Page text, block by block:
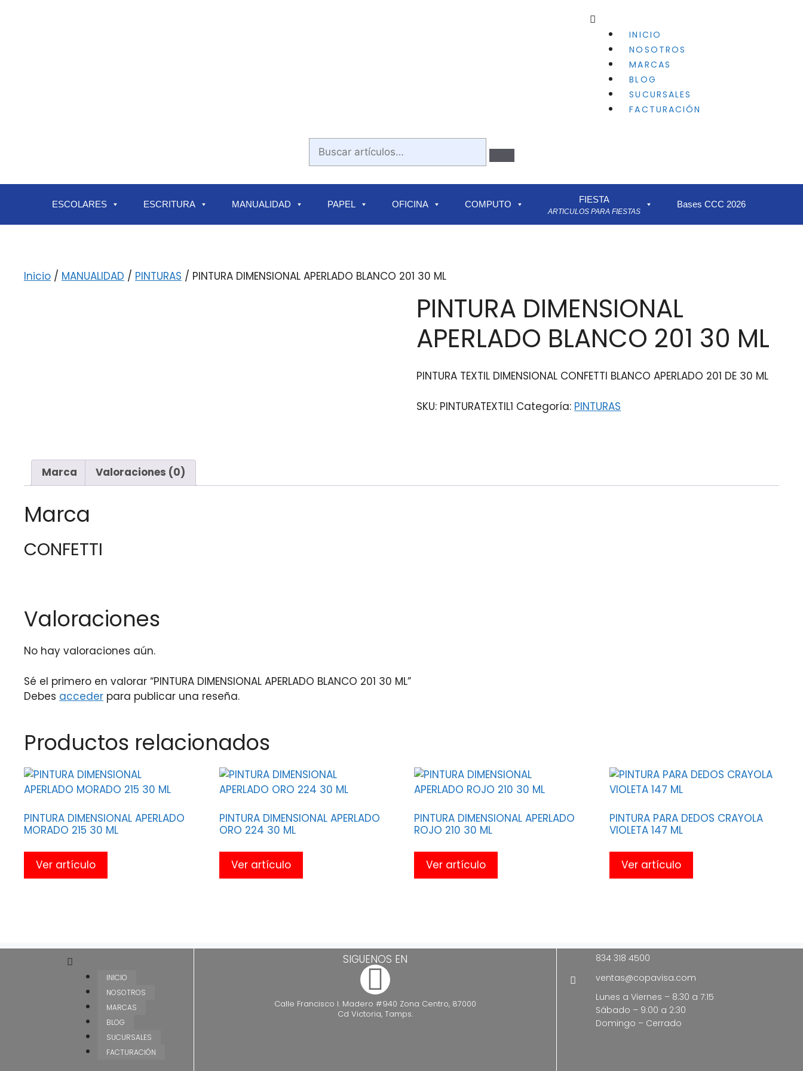
INICIO
NOSOTROS
MARCAS
BLOG
SUCURSALES
FACTURACIÓN
ESCOLARES ESCRITURA MANUALIDAD PAPEL OFICINA COMPUTO FIESTA
ARTICULOS PARA FIESTAS
Bases CCC 2026
Inicio / MANUALIDAD / PINTURAS / PINTURA DIMENSIONAL APERLADO BLANCO 201 30 ML
PINTURA DIMENSIONAL
APERLADO BLANCO 201 30 ML
PINTURA TEXTIL DIMENSIONAL CONFETTI BLANCO APERLADO 201 DE 30 ML
SKU: PINTURATEXTIL1 Categoría: PINTURAS
Marca Valoraciones (0)
Marca
CONFETTI
Valoraciones
No hay valoraciones aún.
Sé el primero en valorar “PINTURA DIMENSIONAL APERLADO BLANCO 201 30 ML”
Debes acceder para publicar una reseña.
Productos relacionados
PINTURA DIMENSIONAL APERLADO
MORADO 215 30 ML
Ver artículo
PINTURA DIMENSIONAL APERLADO
ORO 224 30 ML
Ver artículo
PINTURA DIMENSIONAL APERLADO
ROJO 210 30 ML
Ver artículo
PINTURA PARA DEDOS CRAYOLA
VIOLETA 147 ML
Ver artículo
INICIO
NOSOTROS
MARCAS
BLOG
SUCURSALES
FACTURACIÓN
SIGUENOS EN
Calle Francisco I. Madero #940 Zona Centro, 87000
Cd Victoria, Tamps.
834 318 4500
ventas@copavisa.com
Lunes a Viernes – 8:30 a 7:15
Sábado – 9:00 a 2:30
Domingo – Cerrado